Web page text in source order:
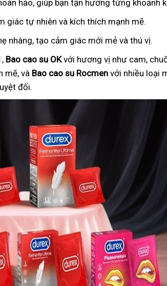
hảo, giúp bạn tận hưởng từng khoảnh
giác tự nhiên và kích thích mạnh mẽ.
nhàng, tạo cảm giác mới mẻ và thú vị.
, Bao cao su OKvới hương vị như cam,
mẽ, và Bao cao su Rocmen với nhiều loại
đối.